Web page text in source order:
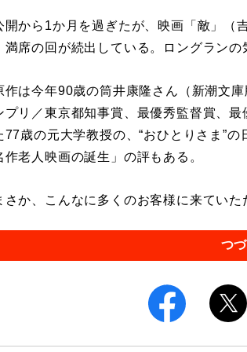
から1か月を過ぎたが、映画「敵」（
満席の回が続出している。ロングランの
は今年90歳の筒井康隆さん（新潮文
プリ／東京都知事賞、最優秀監督賞、
77歳の元大学教授の、“おひとりさま”
作老人映画の誕生」の評もある。
さか、こんなに多くのお客様に来てい
つ